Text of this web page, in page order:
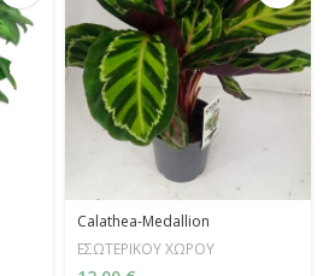
Calathea-Medallion
ΕΣΩΤΕΡΙΚΟΥ ΧΩΡΟΥ